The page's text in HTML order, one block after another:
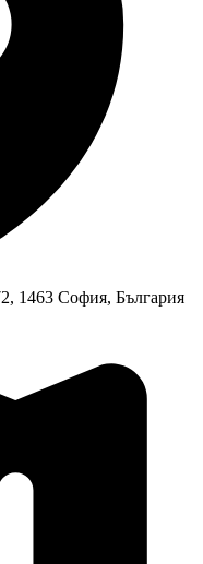
1463 София, България